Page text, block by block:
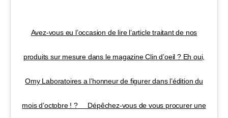
Avez-vous eu l’occasion de lire l’article traitant de nos
produits sur mesure dans le magazine Clin d’oeil ? Eh oui,
Omy Laboratoires a l’honneur de figurer dans l’édition du
mois d’octobre ! ?⠀⠀Dépêchez-vous de vous procurer une